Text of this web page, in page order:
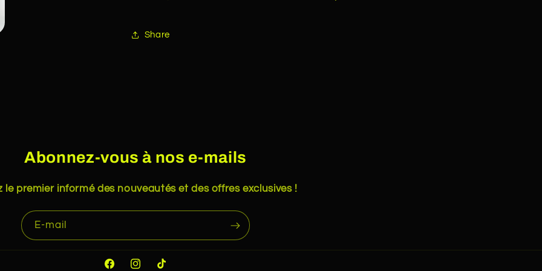
Share
Abonnez-vous à nos e-mails
le premier informé des nouveautés et des offres exclusives !
E-mail